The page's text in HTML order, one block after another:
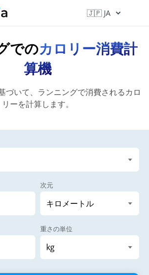
でのカロリー消費計
算機
づいて、ランニングで消費されるカロ
リーを計算します。
次元
重さの単位